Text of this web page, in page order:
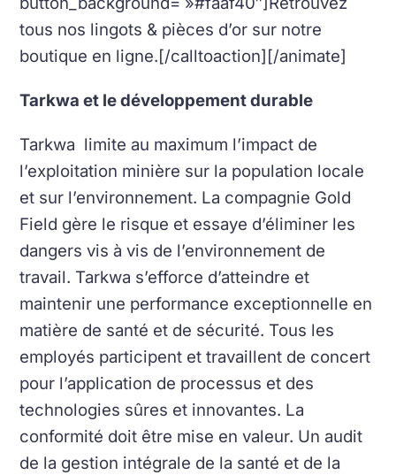
tous nos lingots & pièces d’or sur notre
boutique en ligne.[/calltoaction][/animate]
Tarkwa et le développement durable
Tarkwa limite au maximum l’impact de
l’exploitation minière sur la population locale
et sur l’environnement. La compagnie Gold
Field gère le risque et essaye d’éliminer les
dangers vis à vis de l’environnement de
travail. Tarkwa s’efforce d’atteindre et
maintenir une performance exceptionnelle en
matière de santé et de sécurité. Tous les
employés participent et travaillent de concert
pour l’application de processus et des
technologies sûres et innovantes. La
conformité doit être mise en valeur. Un audit
de la gestion intégrale de la santé et de la